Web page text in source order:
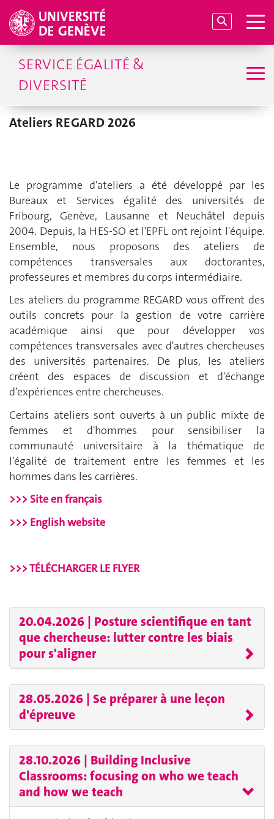
SERVICE ÉGALITÉ &
DIVERSITÉ
Ateliers REGARD 2026
Le programme d'ateliers a été développé par les
Bureaux et Services égalité des universités de
Fribourg, Genève, Lausanne et Neuchâtel depuis
2004. Depuis, la HES-SO et l'EPFL ont rejoint l'équipe.
Ensemble, nous proposons des ateliers de
compétences transversales aux doctorantes,
professeures et membres du corps intermédiaire.
Les ateliers du programme REGARD vous offrent des
outils concrets pour la gestion de votre carrière
académique ainsi que pour développer vos
compétences transversales avec d'autres chercheuses
des universités partenaires. De plus, les ateliers
créent des espaces de discussion et d'échange
d'expériences entre chercheuses.
Certains ateliers sont ouverts à un public mixte de
femmes et d'hommes pour sensibiliser la
communauté universitaire à la thématique de
l'égalité de traitement entre les femmes et les
hommes dans les carrières.
>>> Site en français
>>> English website
>>> TÉLÉCHARGER LE FLYER
20.04.2026 | Posture scientifique en tant
que chercheuse: lutter contre les biais
pour s'aligner
28.05.2026 | Se préparer à une leçon
d'épreuve
28.10.2026 | Building Inclusive
Classrooms: focusing on who we teach
and how we teach